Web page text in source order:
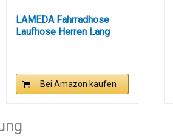
LAMEDA Fahrradhose
Laufhose Herren Lang
Bei Amazon kaufen